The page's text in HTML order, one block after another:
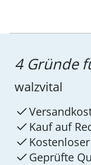
4 Gründe
walzvital
Kauf auf
Geprüfte